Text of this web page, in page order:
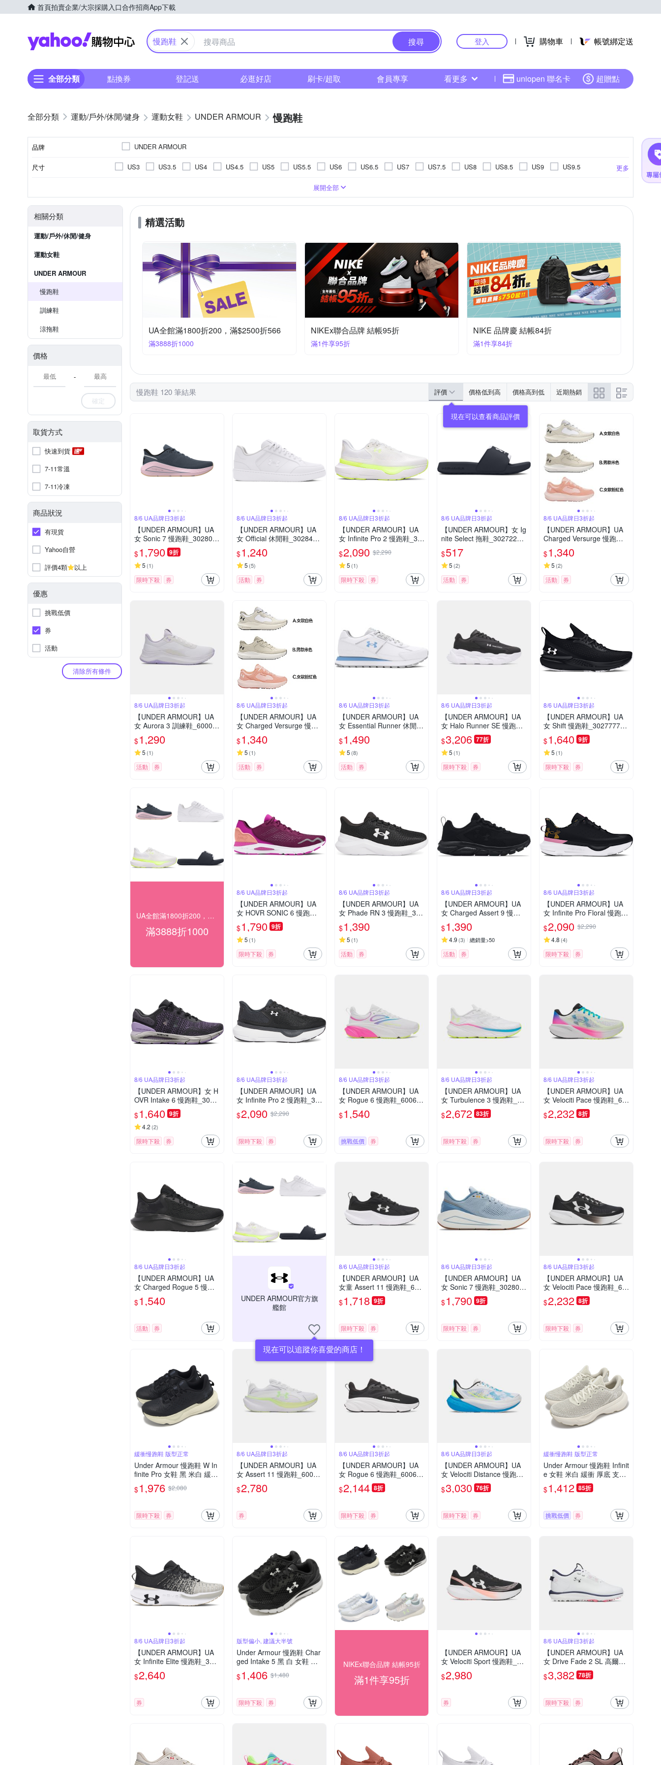
首頁拍賣企業/大宗採購入口合作招商App下載
Yahoo購物中心
慢跑鞋 搜尋 登入 購物車 帳號綁定送
全部分類 點換券 登記送 必逛好店 刷卡/超取 會員專享 看更多 uniopen 聯名卡 超贈點
運動/戶外/休閒/健身 運動女鞋 UNDER ARMOUR 慢跑鞋
品牌 UNDER ARMOUR
尺寸 更多
US3 US3.5 US4 US4.5 US5 US5.5 US6 US6.5 US7 US7.5 US8 US8.5 US9
US9.5
US12.5
EU36
EU37 EU38 EU39 EU40 EU41 EU42 EU43 EU44 EU45 EU46 UK3 UK3.5
UK4
UK4.5
UK5
展開全部
相關分類
運動/戶外/休閒/健身
運動女鞋
UNDER ARMOUR
慢跑鞋
訓練鞋
涼拖鞋
價格
-
確定
取貨方式
快速到貨
7-11常溫
7-11冷凍
商品狀況
有現貨
Yahoo自營
評價4顆
以上
優惠
挑戰低價
券
活動
清除所有條件
精選活動
UA全館滿1800折200，滿$2500折566
滿3888折1000
NIKEx聯合品牌 結帳95折
滿1件享95折
NIKE 品牌慶 結帳84折
滿1件享84折
慢跑鞋 120 筆結果 評價 價格低到高 價格高到低 近期熱銷
8/6 UA品牌日3折起
【UNDER ARMOUR】UA
女 Sonic 7 慢跑鞋_302800
3-044
$1,790 9折
5 (1)
限時下殺 券
8/6 UA品牌日3折起
【UNDER ARMOUR】UA
女 Official 休閒鞋_3028487
-100
$1,240
5 (5)
活動 券
8/6 UA品牌日3折起
【UNDER ARMOUR】UA
女 Infinite Pro 2 慢跑鞋_30
28177-102
$2,090 $2,290
5 (1)
限時下殺 券
8/6 UA品牌日3折起
【UNDER ARMOUR】女 Ig
nite Select 拖鞋_3027222-
001
$517
5 (2)
活動 券
8/6 UA品牌日3折起
【UNDER ARMOUR】UA
Charged Versurge 慢跑鞋
多款任選
$1,340
5 (2)
活動 券
8/6 UA品牌日3折起
【UNDER ARMOUR】UA
女 Aurora 3 訓練鞋_60007
60-100
$1,290
5 (1)
活動 券
8/6 UA品牌日3折起
【UNDER ARMOUR】UA
女 Charged Versurge 慢跑
鞋_3028406-103
$1,340
5 (1)
活動 券
8/6 UA品牌日3折起
【UNDER ARMOUR】UA
女 Essential Runner 休閒慢
跑鞋_3028409-104
$1,490
5 (8)
活動 券
8/6 UA品牌日3折起
【UNDER ARMOUR】UA
女 Halo Runner SE 慢跑鞋_
6011355-001
$3,206 77折
5 (1)
限時下殺 券
8/6 UA品牌日3折起
【UNDER ARMOUR】UA
女 Shift 慢跑鞋_3027777-0
04
$1,640 9折
5 (1)
限時下殺 券
UA全館滿1800折200，滿$2500折566
滿3888折1000
8/6 UA品牌日3折起
【UNDER ARMOUR】UA
女 HOVR SONIC 6 慢跑鞋_
3026128-500
$1,790 9折
5 (1)
限時下殺 券
8/6 UA品牌日3折起
【UNDER ARMOUR】UA
女 Phade RN 3 慢跑鞋_302
8259-001
$1,390
5 (1)
活動 券
8/6 UA品牌日3折起
【UNDER ARMOUR】UA
女 Charged Assert 9 慢跑
鞋_3024591-002
$1,390
4.9 (3) 總銷量>50
活動 券
8/6 UA品牌日3折起
【UNDER ARMOUR】UA
女 Infinite Pro Floral 慢跑鞋
_3028104-001
$2,090 $2,290
4.8 (4)
限時下殺 券
8/6 UA品牌日3折起
【UNDER ARMOUR】女 H
OVR Intake 6 慢跑鞋_3026
141-102
$1,640 9折
4.2 (2)
限時下殺 券
8/6 UA品牌日3折起
【UNDER ARMOUR】UA
女 Infinite Pro 2 慢跑鞋_30
28177-001
$2,090 $2,290
限時下殺 券
8/6 UA品牌日3折起
【UNDER ARMOUR】UA
女 Rogue 6 慢跑鞋_600672
0-101
$1,540
挑戰低價 券
8/6 UA品牌日3折起
【UNDER ARMOUR】UA
女 Turbulence 3 慢跑鞋_60
06718-101
$2,672 83折
限時下殺 券
8/6 UA品牌日3折起
【UNDER ARMOUR】UA
女 Velociti Pace 慢跑鞋_60
09108-101
$2,232 8折
限時下殺 券
8/6 UA品牌日3折起
【UNDER ARMOUR】UA
女 Charged Rogue 5 慢跑
鞋_3028262-002
$1,540
活動 券
UNDER ARMOUR官方旗
艦館
現在可以追蹤你喜愛的商店！
8/6 UA品牌日3折起
【UNDER ARMOUR】UA
女童 Assert 11 慢跑鞋_600
6914-001
$1,718 9折
限時下殺 券
8/6 UA品牌日3折起
【UNDER ARMOUR】UA
女 Sonic 7 慢跑鞋_302800
3-453
$1,790 9折
限時下殺 券
8/6 UA品牌日3折起
【UNDER ARMOUR】UA
女 Velociti Pace 慢跑鞋_60
09108-001
$2,232 8折
限時下殺 券
緩衝慢跑鞋 版型正常
Under Armour 慢跑鞋 W In
finite Pro 女鞋 黑 米白 緩衝
支撐 運動鞋 UA 302720000
4
$1,976 $2,080
限時下殺 券
8/6 UA品牌日3折起
【UNDER ARMOUR】UA
女 Assert 11 慢跑鞋_60067
24-100
$2,780
券
8/6 UA品牌日3折起
【UNDER ARMOUR】UA
女 Rogue 6 慢跑鞋_600672
0-001
$2,144 8折
限時下殺 券
8/6 UA品牌日3折起
【UNDER ARMOUR】UA
女 Velociti Distance 慢跑鞋
_6006031-104
$3,030 76折
限時下殺 券
緩衝慢跑鞋 版型正常
Under Armour 慢跑鞋 Infinit
e 女鞋 米白 緩衝 厚底 支撐
運動鞋 UA 3027524200
$1,412 85折
挑戰低價 券
8/6 UA品牌日3折起
【UNDER ARMOUR】UA
女 Infinite Elite 慢跑鞋_302
7199-104
$2,640
券
版型偏小, 建議大半號
Under Armour 慢跑鞋 Char
ged Intake 5 黑 白 女鞋 透
氣 緩震 運動鞋 UA 302356
4001
$1,406 $1,480
限時下殺 券
NIKEx聯合品牌 結帳95折
滿1件享95折
【UNDER ARMOUR】UA
女 Velociti Sport 慢跑鞋_60
14709-001
$2,980
券
8/6 UA品牌日3折起
【UNDER ARMOUR】UA
女 Drive Fade 2 SL 高爾夫
球鞋_6006137-100
$3,382 78折
限時下殺 券